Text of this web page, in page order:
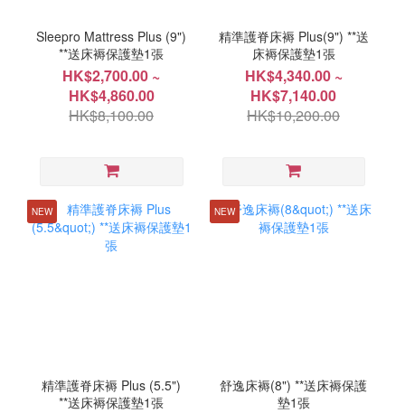
Sleepro Mattress Plus (9")
**送床褥保護墊1張
HK$2,700.00 ~
HK$4,860.00
HK$8,100.00
精準護脊床褥 Plus(9") **送
床褥保護墊1張
HK$4,340.00 ~
HK$7,140.00
HK$10,200.00
NEW
精準護脊床褥 Plus (5.5")
**送床褥保護墊1張
NEW
舒逸床褥(8") **送床褥保護
墊1張